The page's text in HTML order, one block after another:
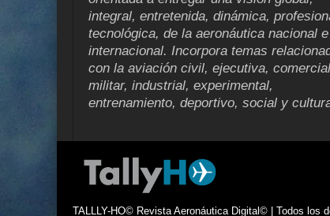
integral, entretenida, dinámica,
tecnológica, de la aeronáutica nacional e
internacional. Incorpora temas
con la aviación civil, ejecutiva,
militar, industrial, experimental,
entrenamiento, deportivo, social y
TALLLY-HO© Revista Aeronáutica Digital© | Todos los